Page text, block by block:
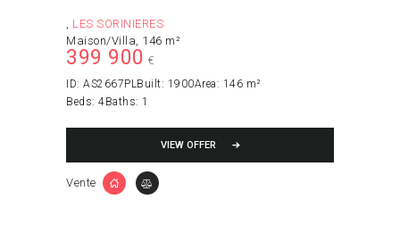
LES SORINIERES
Maison/Villa 146 m²
399 900 €
ID: AS2667PLBuilt: 1900Area: 146 m²
Beds: 4Baths: 1
VIEW OFFER
Vente